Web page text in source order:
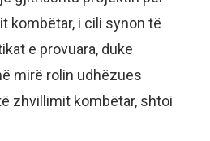
kombëtar, i cili synon të
e provuara, duke
mirë rolin udhëzues
zhvillimit kombëtar, shtoi